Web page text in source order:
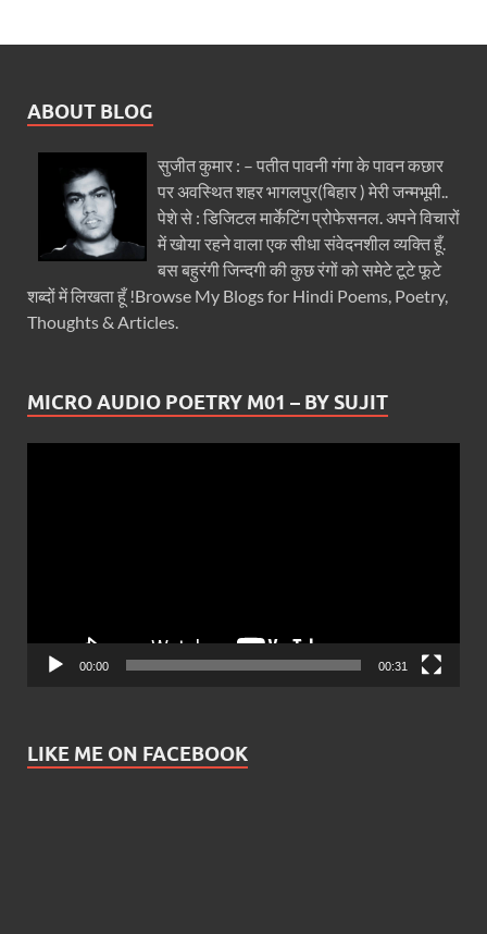
ABOUT BLOG
सुजीत कुमार : – पतीत पावनी गंगा के पावन कछार
पर अवस्थित शहर भागलपुर(बिहार ) मेरी जन्मभूमी..
पेशे से : डिजिटल मार्केटिंग प्रोफेसनल. अपने विचारों
में खोया रहने वाला एक सीधा संवेदनशील व्यक्ति हूँ.
बस बहुरंगी जिन्दगी की कुछ रंगों को समेटे टूटे फूटे
शब्दों में लिखता हूँ !Browse My Blogs for Hindi Poems, Poetry,
Thoughts & Articles.
MICRO AUDIO POETRY M01 – BY SUJIT
00:00 00:31
LIKE ME ON FACEBOOK